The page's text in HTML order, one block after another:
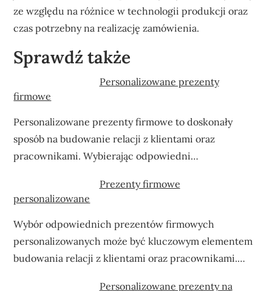
ze względu na różnice w technologii produkcji oraz
czas potrzebny na realizację zamówienia.
Sprawdź także
Personalizowane prezenty
firmowe
Personalizowane prezenty firmowe to doskonały
sposób na budowanie relacji z klientami oraz
pracownikami. Wybierając odpowiedni…
Prezenty firmowe
personalizowane
Wybór odpowiednich prezentów firmowych
personalizowanych może być kluczowym elementem
budowania relacji z klientami oraz pracownikami.…
Personalizowane prezenty na